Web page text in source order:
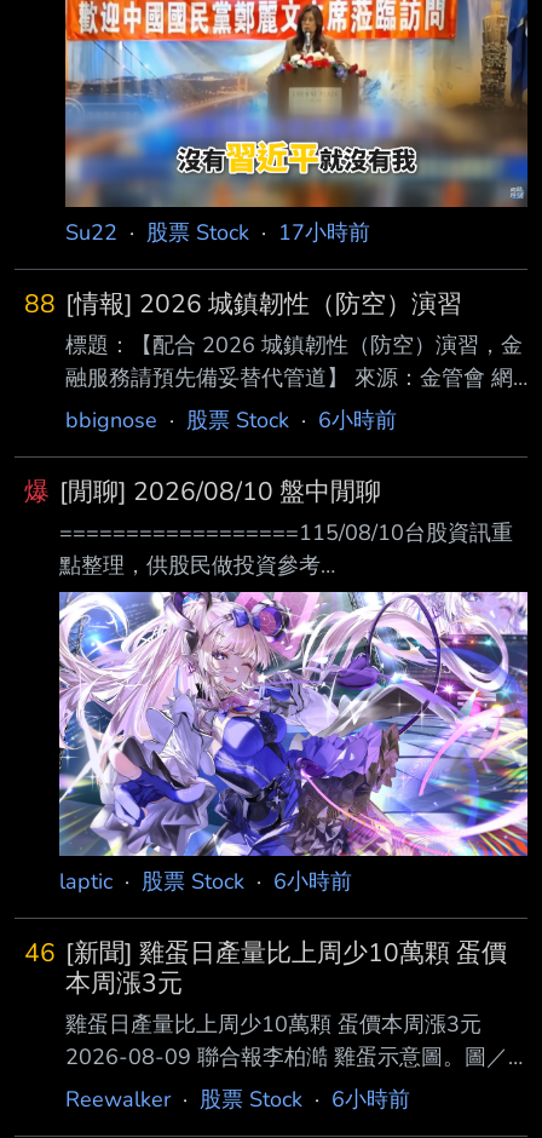
24%，受到高油價波及，獲利成長動能受挫，稅
後純益14.13億元，年減
6011.htm 發布時間：2026-08-0905:43 中港
台時間 記者署名：徐亦揚 原文內容： 大陸銀行
理財收益繼續下滑。北京一名投資者投入10萬元
（人民幣，下同），持有理財產 品約九個月後
帳面收益僅30元。與此同時，7月共有4253隻
理財產品單位淨值低於1元，年 內已有67隻理財
產品發行失敗。 10萬元理財收益僅30元 據《中
新經緯》8月7日報導
Su22 · 股票 Stock · 17小時前
88 [情報] 2026 城鎮韌性（防空）演習
標題：【配合 2026 城鎮韌性（防空）演習，金
融服務請預先備妥替代管道】 來源：金管會 網
址：https://reurl.cc/0k6NyK 內文： 行動網路降
下單、登入 、查詢、保險理賠或事故通報，可
能出現速度變慢或受影響情形，請預 先備妥替
代管道。演練時間： 中部地區 115年8月10日
14:30-15:00 (臺中市、苗栗縣、南投縣、 彰化
縣、雲林縣、嘉義縣、嘉義市) 北部地區 115年
8月13日 14:30-15:00 (臺北市、新北市、桃園
市、 新竹
bbignose · 股票 Stock · 6小時前
爆 [閒聊] 2026/08/10 盤中閒聊
==================115/08/10台股資訊重
點整理，供股民做投資參考
================= 台 股 台指08
44349 ▲ 91 (+0.21%) 54,129口 盤後08
45033 ▲736 (+1.66%) 41,027口 台指期
未平倉口數 自營商 +2,512 () 投信 +83,077 ()
外資 (+1,449) 台指選未平倉口數 自營商 () 投信
() 外資 () 日經 225 首爾綜指 道瓊工業
54036.93 ▲151.83 (+0.28%)
laptic · 股票 Stock · 6小時前
46 [新聞] 雞蛋日產量比上周少10萬顆 蛋價
本周漲3元
雞蛋日產量比上周少10萬顆 蛋價本周漲3元
2026-08-09 聯合報李柏澔 雞蛋示意圖。圖／
聯合報系資料照 夏季雞蛋由於天氣熱、換羽等
Reewalker· 股票 Stock · 6小時前